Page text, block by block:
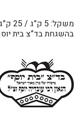
משקל: 5 ק”ג / 25 ק”ג
בהשגחת בד”צ בית